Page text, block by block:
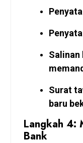
Salinan
Surat
baru
Langkah 4:
Bank